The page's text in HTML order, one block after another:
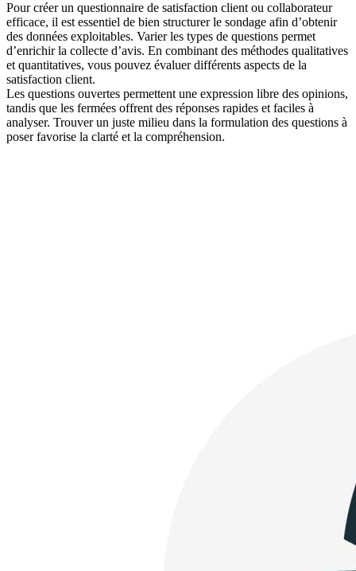
Pour créer un questionnaire de satisfaction client ou collaborateur
efficace, il est essentiel de bien structurer le sondage afin d’obtenir
des données exploitables. Varier les types de questions permet
d’enrichir la collecte d’avis. En combinant des méthodes qualitatives
et quantitatives, vous pouvez évaluer différents aspects de la
satisfaction client.
Les questions ouvertes permettent une expression libre des opinions,
tandis que les fermées offrent des réponses rapides et faciles à
analyser. Trouver un juste milieu dans la formulation des questions à
poser favorise la clarté et la compréhension.